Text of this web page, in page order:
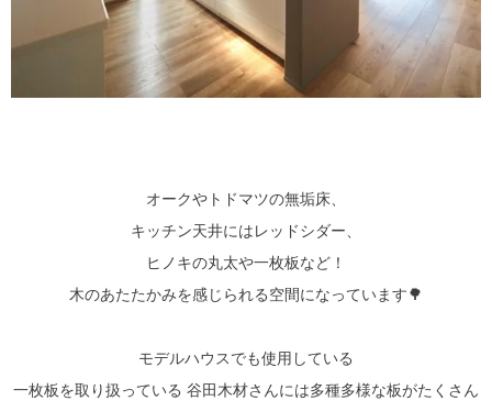
オークやトドマツの無垢床、
キッチン天井にはレッドシダー、
ヒノキの丸太や一枚板など！
木のあたたかみを感じられる空間になっています🌳
モデルハウスでも使用している
一枚板を取り扱っている 谷田木材さんには多種多様な板がたくさん